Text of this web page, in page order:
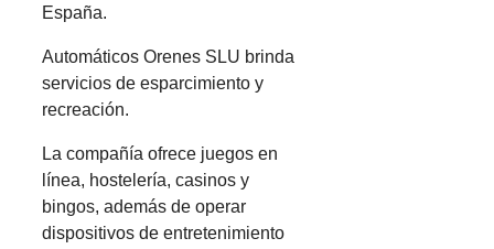
España.
Automáticos Orenes SLU brinda
servicios de esparcimiento y
recreación.
La compañía ofrece juegos en
línea, hostelería, casinos y
bingos, además de operar
dispositivos de entretenimiento